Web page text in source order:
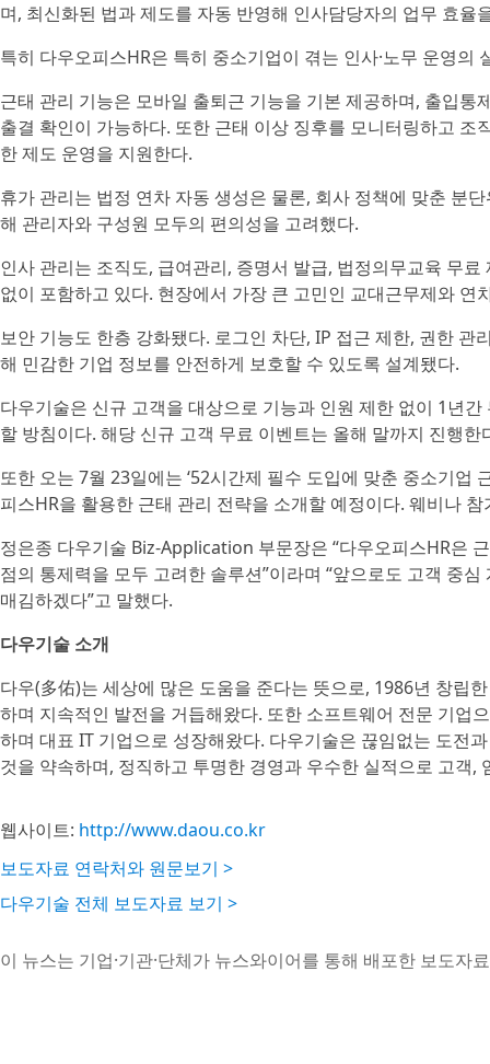
며, 최신화된 법과 제도를 자동 반영해 인사담당자의 업무 효율
특히 다우오피스HR은 특히 중소기업이 겪는 인사·노무 운영의
근태 관리 기능은 모바일 출퇴근 기능을 기본 제공하며, 출입
출결 확인이 가능하다. 또한 근태 이상 징후를 모니터링하고
한 제도 운영을 지원한다.
휴가 관리는 법정 연차 자동 생성은 물론, 회사 정책에 맞춘 분
해 관리자와 구성원 모두의 편의성을 고려했다.
인사 관리는 조직도, 급여관리, 증명서 발급, 법정의무교육 무
없이 포함하고 있다. 현장에서 가장 큰 고민인 교대근무제와
보안 기능도 한층 강화됐다. 로그인 차단, IP 접근 제한, 권한
해 민감한 기업 정보를 안전하게 보호할 수 있도록 설계됐다.
다우기술은 신규 고객을 대상으로 기능과 인원 제한 없이 1년
할 방침이다. 해당 신규 고객 무료 이벤트는 올해 말까지 진행한
또한 오는 7월 23일에는 ‘52시간제 필수 도입에 맞춘 중소기업
피스HR을 활용한 근태 관리 전략을 소개할 예정이다. 웨비나
정은종 다우기술 Biz-Application 부문장은 “다우오피스HR은
점의 통제력을 모두 고려한 솔루션”이라며 “앞으로도 고객 중
매김하겠다”고 말했다.
다우기술 소개
다우(多佑)는 세상에 많은 도움을 준다는 뜻으로, 1986년 창립
하며 지속적인 발전을 거듭해왔다. 또한 소프트웨어 전문 기업
하며 대표 IT 기업으로 성장해왔다. 다우기술은 끊임없는 도전
것을 약속하며, 정직하고 투명한 경영과 우수한 실적으로 고객,
웹사이트: http://www.daou.co.kr
보도자료 연락처와 원문보기 >
다우기술 전체 보도자료 보기 >
이 뉴스는 기업·기관·단체가 뉴스와이어를 통해 배포한 보도자